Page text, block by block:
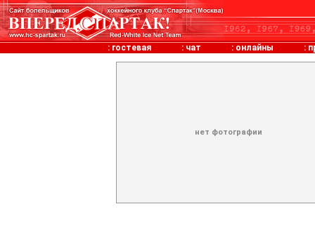
: гостевая : чат : онлайны :
нет фотографии